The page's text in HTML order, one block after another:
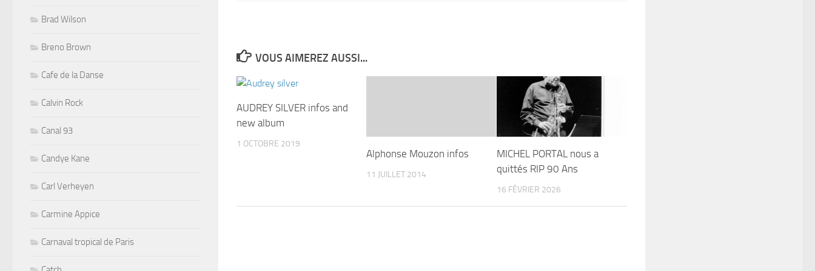
VOUS AIMEREZ AUSSI...
AUDREY SILVER infos and
new album
1 OCTOBRE 2019
Alphonse Mouzon infos
11 JUILLET 2014
MICHEL PORTAL nous a
quittés RIP 90 Ans
16 FÉVRIER 2026
Brad Wilson
Breno Brown
Cafe de la Danse
Calvin Rock
Canal 93
Candye Kane
Carl Verheyen
Carmine Appice
Carnaval tropical de Paris